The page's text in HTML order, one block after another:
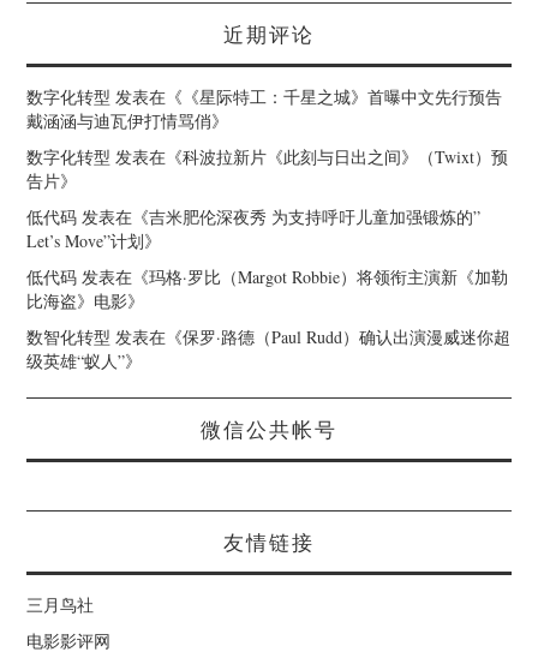
近期评论
数字化转型 发表在《 《星际特工：千星之城》首曝中文先行预告
戴涵涵与迪瓦伊打情骂俏》
数字化转型 发表在《科波拉新片《此刻与日出之间》（Twixt）预
告片》
低代码 发表在《吉米肥伦深夜秀 为支持呼吁儿童加强锻炼的”
Let’s Move”计划》
低代码 发表在《玛格·罗比（Margot Robbie）将领衔主演新《加勒
比海盗》电影》
数智化转型 发表在《保罗·路德（Paul Rudd）确认出演漫威迷你超
级英雄“蚁人”》
微信公共帐号
友情链接
三月鸟社
电影影评网